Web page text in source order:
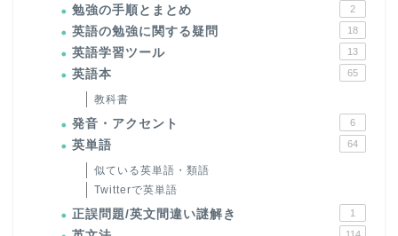
勉強の手順とまとめ 2
英語の勉強に関する疑問 18
英語学習ツール 13
英語本 65
教科書
発音・アクセント 6
英単語 64
似ている英単語・類語
Twitterで英単語
正誤問題/英文間違い謎解き 1